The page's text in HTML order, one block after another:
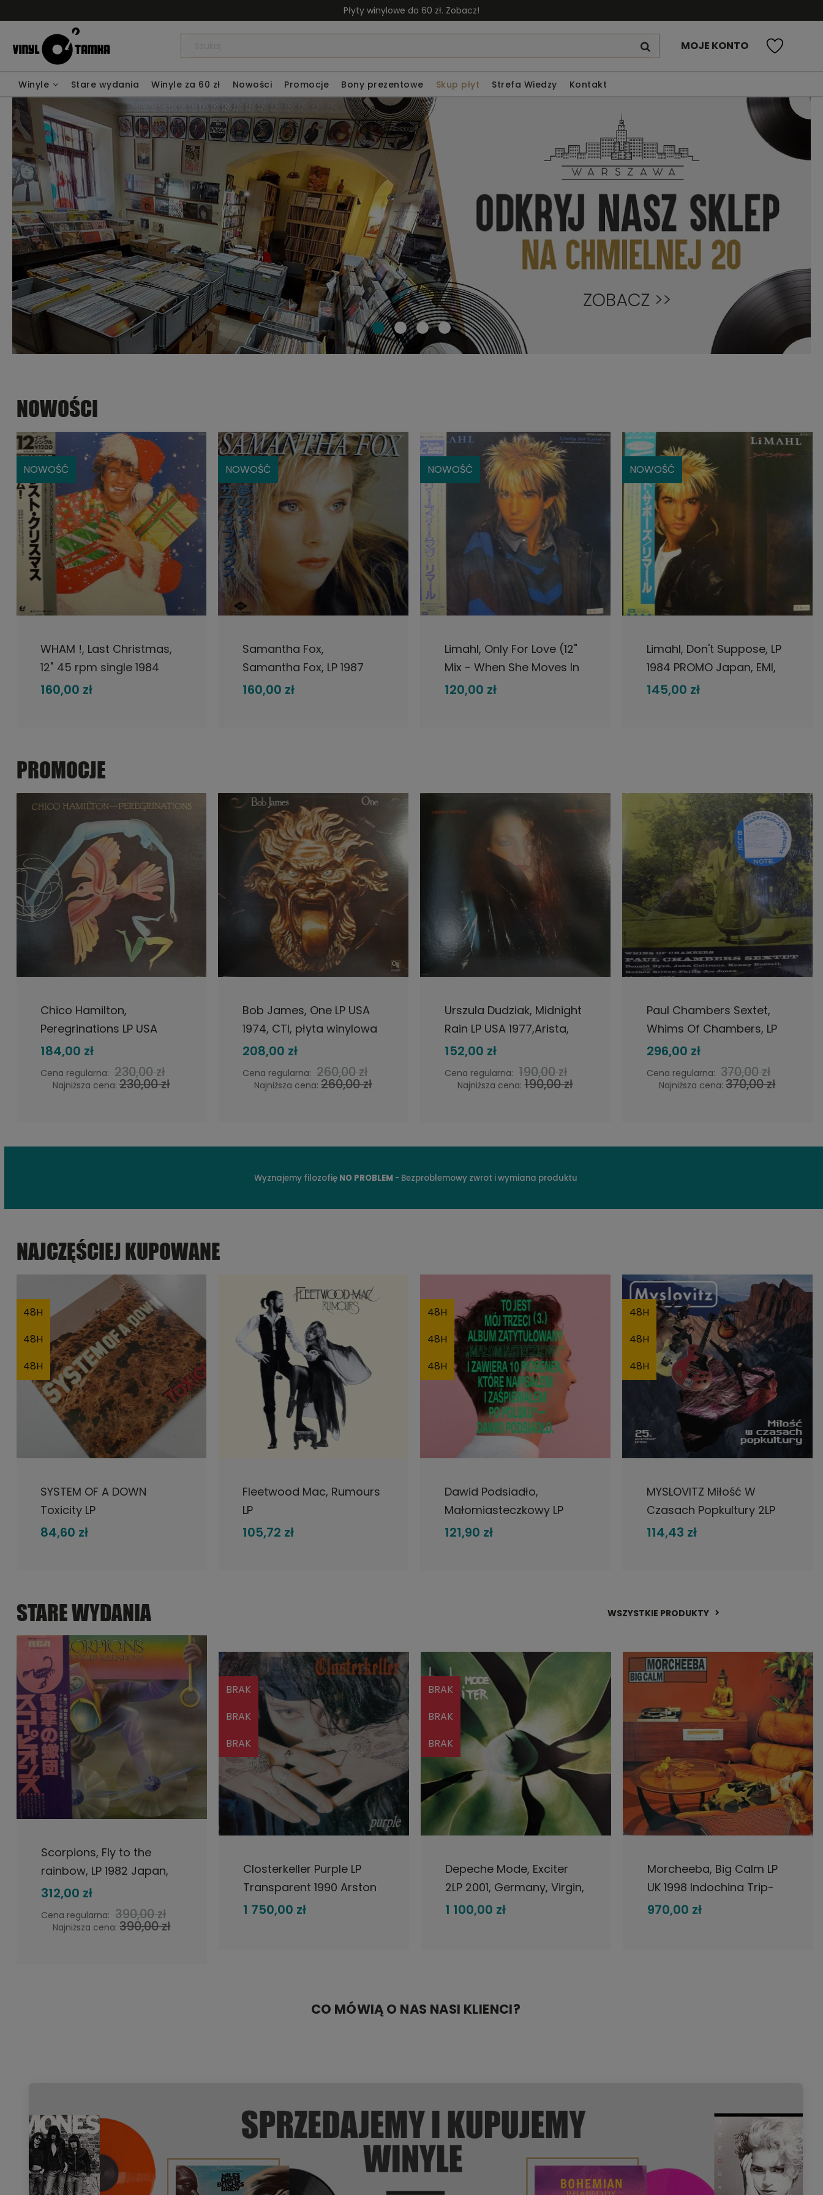
Płyty winylowe do 60 zł. Zobacz!
MOJE KONTO
Winyle Stare wydania Winyle za 60 zł Nowości Promocje Bony prezentowe Skup płyt Strefa Wiedzy Kontakt
NOWOŚCI
WHAM !, Last Christmas,
12" 45 rpm single 1984
Japan, Epic, płyta
160,00 zł
NOWOŚĆ
Samantha Fox,
Samantha Fox, LP 1987
Japan, Jive, płyta
160,00 zł
DO KOSZYKA
NOWOŚĆ
Limahl, Only For Love (12"
Mix - When She Moves In
Close), 12" 45rpm single
120,00 zł
DO KOSZYKA
NOWOŚĆ
Limahl, Don't Suppose, LP
1984 PROMO Japan, EMI,
płyta winylowa
145,00 zł
DO KOSZYKA
NOWOŚĆ
PROMOCJE
Chico Hamilton,
Peregrinations LP USA
1975 Blue Note, płyta
184,00 zł
Cena regularna: 230,00 zł
Najniższa cena: 230,00 zł
Bob James, One LP USA
1974, CTI, płyta winylowa
jazz
208,00 zł
Cena regularna: 260,00 zł
Najniższa cena:260,00 zł
DO KOSZYKA
Urszula Dudziak, Midnight
Rain LP USA 1977,Arista,
płyta winylowa jazz
152,00 zł
Cena regularna: 190,00 zł
Najniższa cena:190,00 zł
Paul Chambers Sextet,
Whims Of Chambers, LP
1983 Japan, Blue Note,
płyta winylowa
296,00 zł
Cena regularna: 370,00 zł
Najniższa cena:370,00 zł
DO KOSZYKA
Wyznajemy filozofię NO PROBLEM- Bezproblemowy zwrot i wymiana produktu
NAJCZĘŚCIEJ KUPOWANE
SYSTEM OF A DOWN
Toxicity LP
84,60 zł
DO KOSZYKA
48H
48H
48H
Fleetwood Mac, Rumours
LP
105,72 zł
DO KOSZYKA
Dawid Podsiadło,
Małomiasteczkowy LP
Nowa, biała płyta
121,90 zł
DO KOSZYKA
48H
48H
48H
MYSLOVITZ Miłość W
Czasach Popkultury 2LP
CLEAR
114,43 zł
DO KOSZYKA
48H
48H
48H
WSZYSTKIE PRODUKTY
STARE WYDANIA
Scorpions, Fly to the
rainbow, LP 1982 Japan,
RCA, płyta winylowa
312,00 zł
Cena regularna: 390,00 zł
Najniższa cena:390,00 zł
DO KOSZYKA
Closterkeller Purple LP
Transparent 1990 Arston
Near Mint insert
1 750,00 zł
POWIADOM O DOSTĘPNOŚCI
BRAK
BRAK
BRAK
Depeche Mode, Exciter
2LP 2001, Germany, Virgin,
pierwsze wydanie, płyta
1 100,00 zł
POWIADOM O DOSTĘPNOŚCI
BRAK
BRAK
BRAK
Morcheeba, Big Calm LP
UK 1998 Indochina Trip-
Hop Downtempo
970,00 zł
POWIADOM O DOSTĘPNOŚCI
CO MÓWIĄ O NAS NASI KLIENCI?